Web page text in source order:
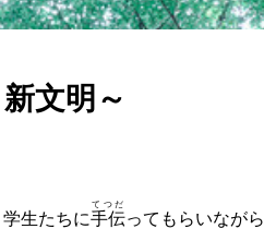
文明～
生たちに手伝
てつだ
ってもらいながら